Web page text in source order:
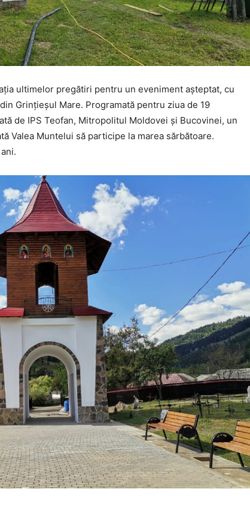
ultimelor pregătiri pentru un eveniment așteptat, cu
Grințieșul Mare. Programată pentru ziua de 19
de IPS Teofan, Mitropolitul Moldovei și Bucovinei, un
Valea Muntelui să participe la marea sărbătoare.